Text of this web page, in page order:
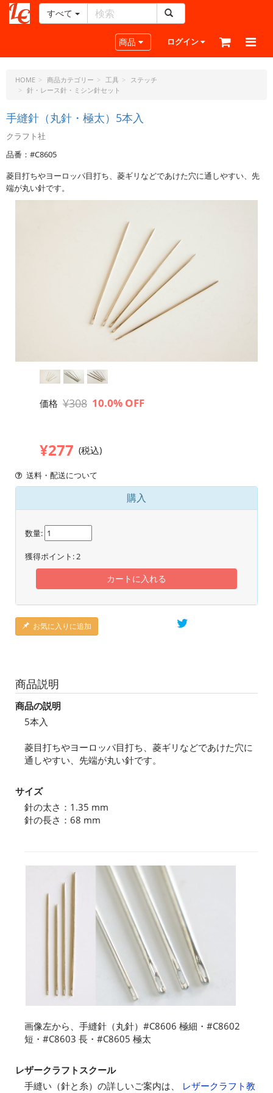
ー
ラ
フ
ド
ッ
ト・
ジ
ェ
ー
ピ
すべて
Toggle navigation
商品 ログイン
HOME 商品カテゴリー 工具
ステッチ
針・レース針・ミシン針セット
手縫針（丸針・極太）5本入
クラフト社
品番：#C8605
菱目打ちやヨーロッパ目打ち、菱ギリなどであけた穴に通しやすい、先
端が丸い針です。
価格 ¥308 10.0% OFF
¥277 (税込)
送料・配送について
購入
数量:
獲得ポイント:2
カートに入れる
お気に入りに追加
商品説明
商品の説明
5本入
菱目打ちやヨーロッパ目打ち、菱ギリなどであけた穴に
通しやすい、先端が丸い針です。
サイズ
針の太さ：1.35 mm
針の長さ：68 mm
画像左から、手縫針（丸針）#C8606 極細・#C8602
短・#C8603 長・#C8605 極太
レザークラフトスクール
手縫い（針と糸）の詳しいご案内は、
レザークラフト教